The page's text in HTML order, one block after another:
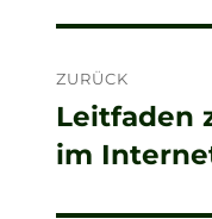
ZURÜCK
Vorheriger
Beitrag:
Leitfaden
im